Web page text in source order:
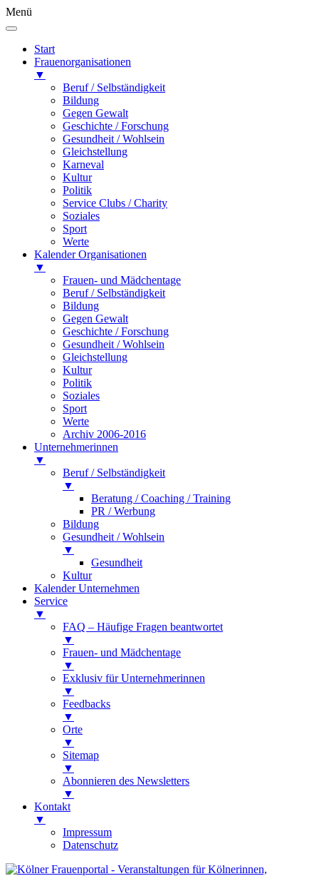
Menü
Start
Frauenorganisationen
▼
Beruf / Selbständigkeit
Bildung
Gegen Gewalt
Geschichte / Forschung
Gesundheit / Wohlsein
Gleichstellung
Karneval
Kultur
Politik
Service Clubs / Charity
Soziales
Sport
Werte
Kalender Organisationen
▼
Frauen- und Mädchentage
Beruf / Selbständigkeit
Bildung
Gegen Gewalt
Geschichte / Forschung
Gesundheit / Wohlsein
Gleichstellung
Kultur
Politik
Soziales
Sport
Werte
Archiv 2006-2016
Unternehmerinnen
▼
Beruf / Selbständigkeit
▼
Beratung / Coaching / Training
PR / Werbung
Bildung
Gesundheit / Wohlsein
▼
Gesundheit
Kultur
Kalender Unternehmen
Service
▼
FAQ – Häufige Fragen beantwortet
▼
Frauen- und Mädchentage
▼
Exklusiv für Unternehmerinnen
▼
Feedbacks
▼
Orte
▼
Sitemap
▼
Abonnieren des Newsletters
▼
Kontakt
▼
Impressum
Datenschutz